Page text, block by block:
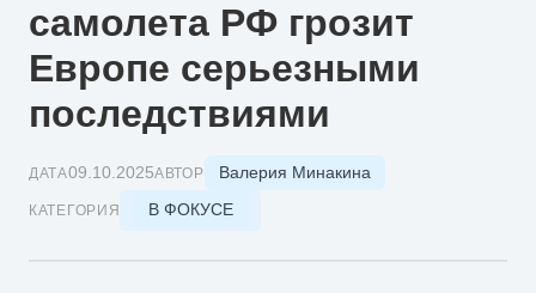
самолета РФ грозит
Европе серьезными
последствиями
ДАТА09.10.2025АВТОР Валерия Минакина
КАТЕГОРИЯ В ФОКУСЕ